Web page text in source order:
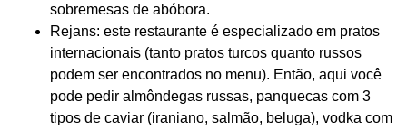
sobremesas de abóbora.
Rejans: este restaurante é especializado em pratos
internacionais (tanto pratos turcos quanto russos
podem ser encontrados no menu). Então, aqui você
pode pedir almôndegas russas, panquecas com 3
tipos de caviar (iraniano, salmão, beluga), vodka com